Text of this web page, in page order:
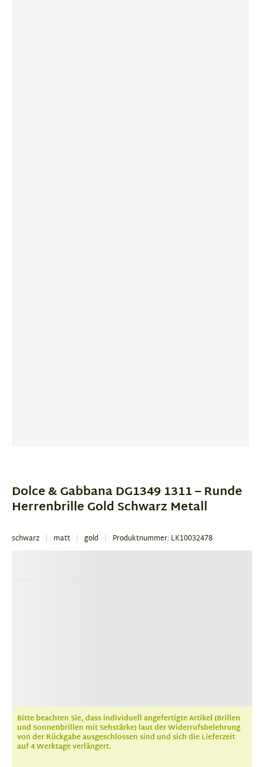
3
Dolce & Gabbana DG1349 1311 – Runde
Herrenbrille Gold Schwarz Metall
schwarz matt gold Produktnummer: LK10032478
Bitte beachten Sie, dass individuell angefertigte Artikel (Brillen
und Sonnenbrillen mit Sehstärke) laut der Widerrufsbelehrung
von der Rückgabe ausgeschlossen sind und sich die Lieferzeit
auf 4 Werktage verlängert.